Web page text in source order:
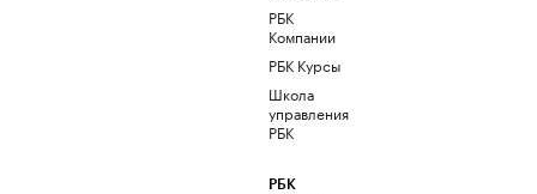
РБК
Компании
РБК Курсы
Школа
управления
РБК
РБК